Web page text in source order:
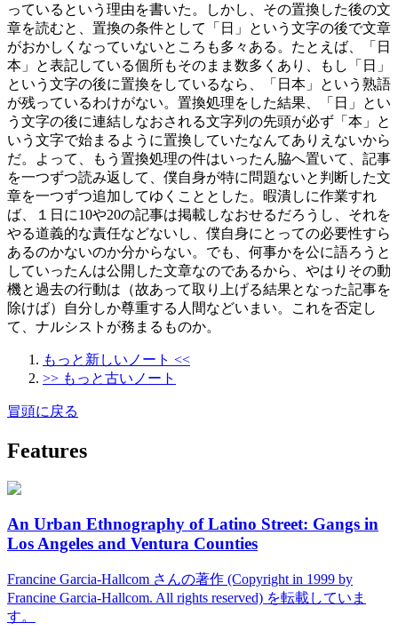
っているという理由を書いた。しかし、その置換した後の文
章を読むと、置換の条件として「日」という文字の後で文章
がおかしくなっていないところも多々ある。たとえば、「日
本」と表記している個所もそのまま数多くあり、もし「日」
という文字の後に置換をしているなら、「日本」という熟語
が残っているわけがない。置換処理をした結果、「日」とい
う文字の後に連結しなおされる文字列の先頭が必ず「本」と
いう文字で始まるように置換していたなんてありえないから
だ。よって、もう置換処理の件はいったん脇へ置いて、記事
を一つずつ読み返して、僕自身が特に問題ないと判断した文
章を一つずつ追加してゆくこととした。暇潰しに作業すれ
ば、１日に10や20の記事は掲載しなおせるだろうし、それを
やる道義的な責任などないし、僕自身にとっての必要性すら
あるのかないのか分からない。でも、何事かを公に語ろうと
していったんは公開した文章なのであるから、やはりその動
機と過去の行動は（故あって取り上げる結果となった記事を
除けば）自分しか尊重する人間などいまい。これを否定し
て、ナルシストが務まるものか。
もっと新しいノート <<
>> もっと古いノート
冒頭に戻る
Features
An Urban Ethnography of Latino Street: Gangs in
Los Angeles and Ventura Counties
Francine Garcia-Hallcom さんの著作 (Copyright in 1999 by
Francine Garcia-Hallcom. All rights reserved) を転載していま
す。